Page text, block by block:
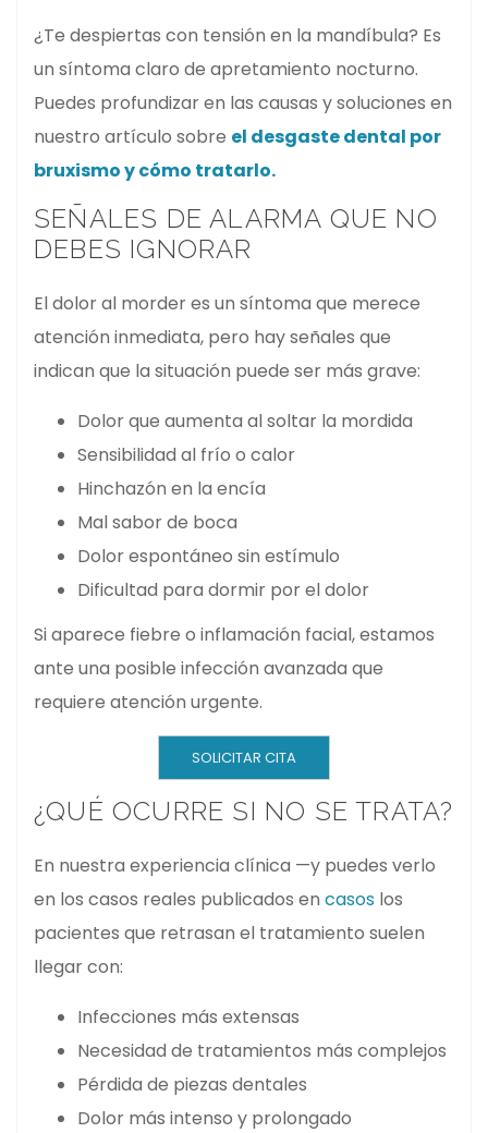
¿Te despiertas con tensión en la mandíbula? Es
un síntoma claro de apretamiento nocturno.
Puedes profundizar en las causas y soluciones en
nuestro artículo sobre el desgaste dental por
bruxismo y cómo tratarlo.
SEÑALES DE ALARMA QUE NO
DEBES IGNORAR
El dolor al morder es un síntoma que merece
atención inmediata, pero hay señales que
indican que la situación puede ser más grave:
Dolor que aumenta al soltar la mordida
Sensibilidad al frío o calor
Hinchazón en la encía
Mal sabor de boca
Dolor espontáneo sin estímulo
Dificultad para dormir por el dolor
Si aparece fiebre o inflamación facial, estamos
ante una posible infección avanzada que
requiere atención urgente.
SOLICITAR CITA
¿QUÉ OCURRE SI NO SE TRATA?
En nuestra experiencia clínica —y puedes verlo
en los casos reales publicados en casos los
pacientes que retrasan el tratamiento suelen
llegar con:
Infecciones más extensas
Necesidad de tratamientos más complejos
Pérdida de piezas dentales
Dolor más intenso y prolongado